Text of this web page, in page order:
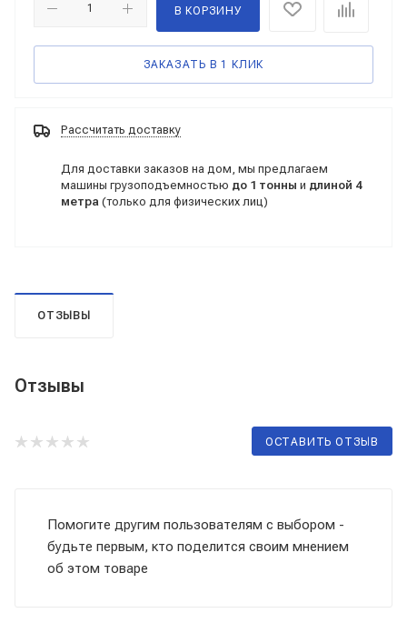
В КОРЗИНУ
ЗАКАЗАТЬ В 1 КЛИК
Рассчитать доставку
Для доставки заказов на дом, мы предлагаем
машины грузоподъемностью до 1 тонны и длиной 4
метра (только для физических лиц)
ОТЗЫВЫ
Отзывы
ОСТАВИТЬ ОТЗЫВ
Помогите другим пользователям с выбором -
будьте первым, кто поделится своим мнением
об этом товаре